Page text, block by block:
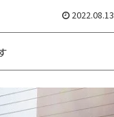
2022.08.13